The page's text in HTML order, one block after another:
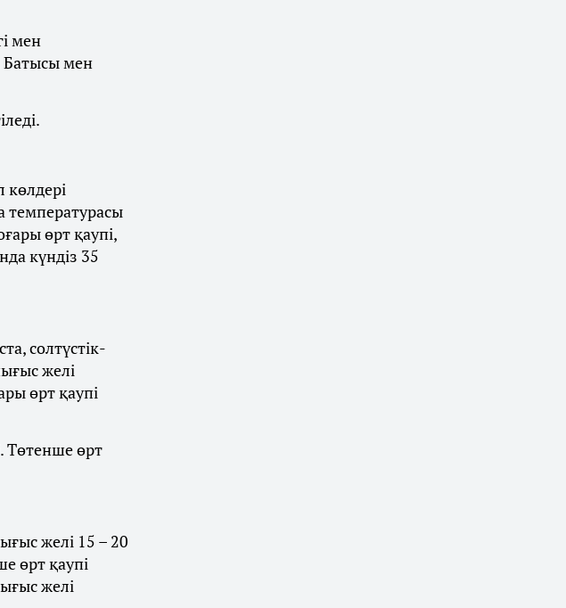
мен
Батысы мен
көлдері
температурасы
өрт қаупі,
күндіз 35
солтүстік-
желі
өрт қаупі
Төтенше өрт
желі 15 – 20
өрт қаупі
желі